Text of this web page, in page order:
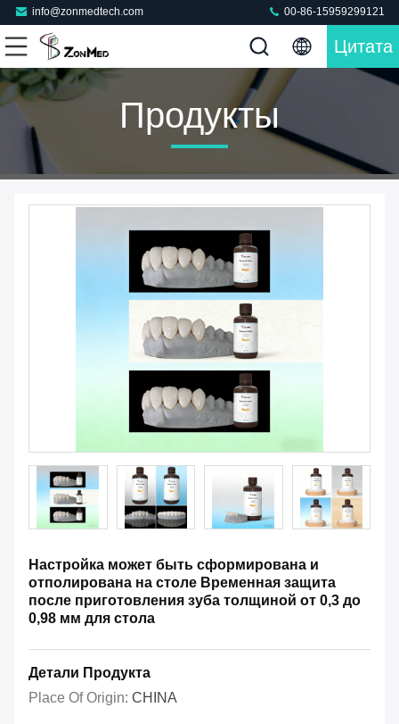
info@zonmedtech.com 00-86-15959299121
Цитата
Продукты
Настройка может быть сформирована и
отполирована на столе Временная защита
после приготовления зуба толщиной от 0,3 до
0,98 мм для стола
Детали Продукта
Place Of Origin: CHINA